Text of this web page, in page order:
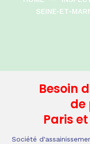
SEINE-ET-
Besoin
de
Paris
Société